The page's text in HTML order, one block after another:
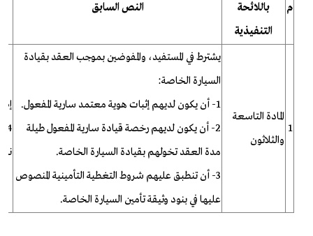
م
باللائحة
التنفيذية
النص السابق
1
المادة التاسعة
والثلاثون
يشترط في المستفيد، والمفوضين بموجب العقد بقيادة
السيارة الخاصة:
1- أن يكون لديهم إثبات هوية معتمد سارية المفعول.
2- أن يكون لديهم رخصة قيادة سارية المفعول طيلة
مدة العقد تخولهم بقيادة السيارة الخاصة.
3- أن تنطبق عليهم شروط التغطية التأمينية المنصوص
عليها في بنود وثيقة تأمين السيارة الخاصة.